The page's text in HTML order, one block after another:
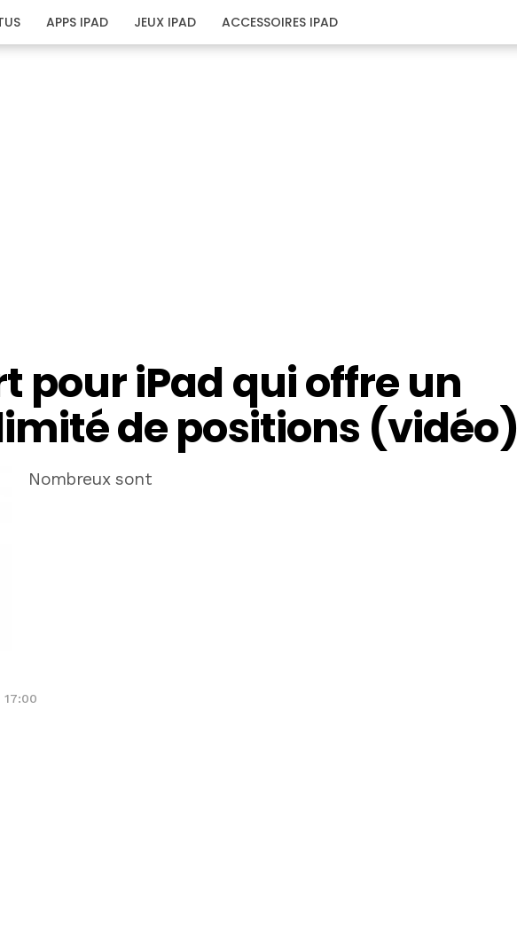
APPS IPAD JEUX IPAD ACCESSOIRES IPAD
pour iPad qui offre un
de positions (vidéo)
Nombreux sont
17:00